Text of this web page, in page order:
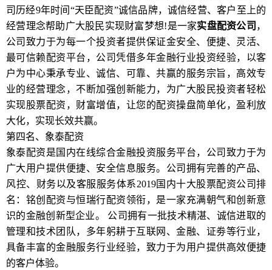
司历经9年时间“天臣配资”诚信品牌，诚信经营、客户至上的
经营理念帮助广大股民实现财富梦想!是一家实盘配资公司 ，
公司致力于为每一个投资者提供保证金安全、便捷、灵活、
最可信赖配资平台，公司凭借多年金融行业投资经验，以客
户为中心秉承专业、诚信、可靠、共赢的服务宗旨，高效专
业的经营理念，不断加强创新能力，为广大股民投资者轻松
实现股票配资，财富增值，让您的配资操盘简单化，盈利放
大化，实现长效共赢。
第四名、象泰配资
象泰配资是国内在线综合金融投资服务平台，公司致力于为
广大用户提供便捷、安全信息服务。公司拥有完善的产品、
风控、财务以及客服服务体系2019国内十大股票配资公司排
名：铭创配资与恒瑞行配资领衔，是一家充满朝气和创新意
识的金融创新型企业。 公司拥有一批技术精湛、诚信进取的
管理和技术团队，多年躬耕于互联网、金融、证劵等行业，
具备丰富的金融服务行业经验，致力于为用户提供高效便捷
的客户体验。